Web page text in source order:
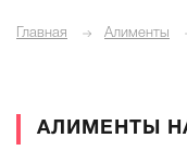
Главная Алименты
АЛИМЕНТЫ